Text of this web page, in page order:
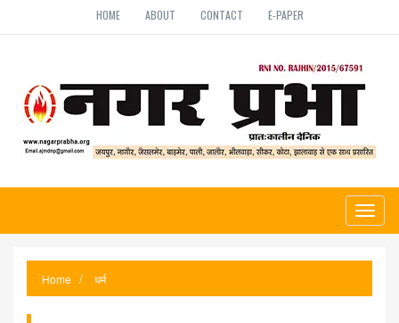
HOME ABOUT CONTACT E-PAPER
Home धर्म